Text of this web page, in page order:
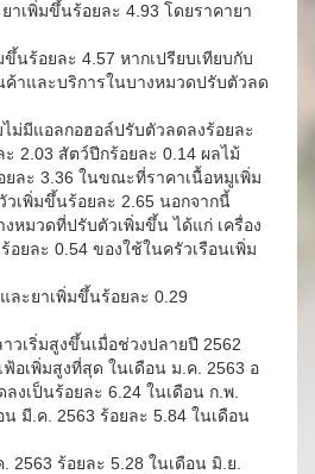
าเพิ่มขึ้นร้อยละ 4.93 โดยราคายา
นร้อยละ 4.57 หากเปรียบเทียบกับ
ค้าและบริการในบางหมวดปรับตัวลด
ม่มีแอลกอฮอล์ปรับตัวลดลงร้อยละ
2.03 สัตว์ปีกร้อยละ 0.14 ผลไม้
ยละ 3.36 ในขณะที่ราคาเนื้อหมูเพิ่ม
วเพิ่มขึ้นร้อยละ 2.65 นอกจากนี้
หมวดที่ปรับตัวเพิ่มขึ้น ได้แก่ เครื่อง
อยละ 0.54 ของใช้ในครัวเรือนเพิ่ม
ละยาเพิ่มขึ้นร้อยละ 0.29
วเริ่มสูงขึ้นเมื่อช่วงปลายปี 2562
ฟ้อเพิ่มสูงที่สุด ในเดือน ม.ค. 2563 อ
งเป็นร้อยละ 6.24 ในเดือน ก.พ.
น มี.ค. 2563 ร้อยละ 5.84 ในเดือน
2563 ร้อยละ 5.28 ในเดือน มิ.ย.